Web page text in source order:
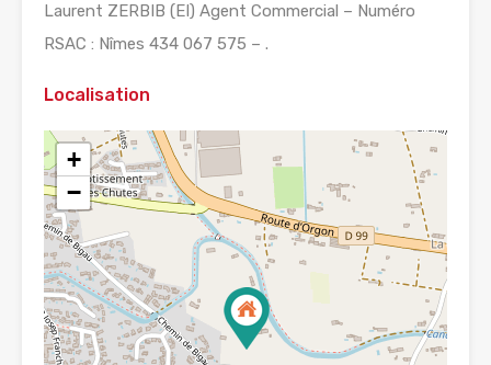
Laurent ZERBIB (EI) Agent Commercial – Numéro
RSAC : Nîmes 434 067 575 – .
Localisation
+
−